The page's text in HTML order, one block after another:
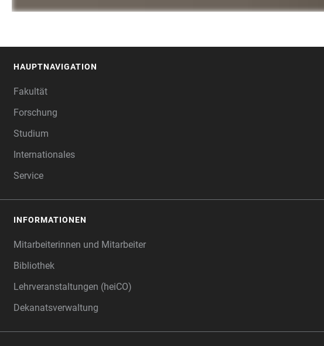
HAUPTNAVIGATION
Fakultät
Forschung
Studium
Internationales
Service
INFORMATIONEN
Mitarbeiterinnen und Mitarbeiter
Bibliothek
Lehrveranstaltungen (heiCO)
Dekanatsverwaltung